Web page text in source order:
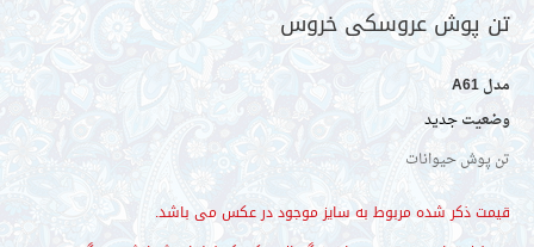
عروسکی خروس
مدلA61
وضعیتجدید
تن پوش حیوانات